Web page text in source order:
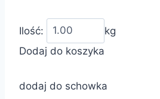
Ilość:
kg
Dodaj do koszyka
dodaj do schowka